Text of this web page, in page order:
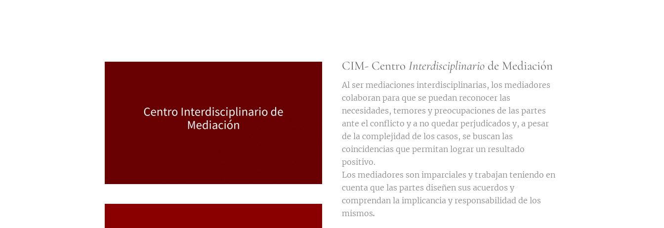
CIM- Centro Interdisciplinario de Mediación
Al ser mediaciones interdisciplinarias, los mediadores
colaboran para que se puedan reconocer las
necesidades, temores y preocupaciones de las partes
ante el conflicto y a no quedar perjudicados y, a pesar
de la complejidad de los casos, se buscan las
coincidencias que permitan lograr un resultado
positivo.
Los mediadores son imparciales y trabajan teniendo en
cuenta que las partes diseñen sus acuerdos y
comprendan la implicancia y responsabilidad de los
mismos.